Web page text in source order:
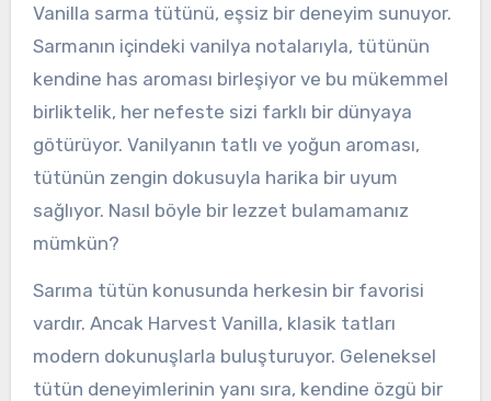
Vanilla sarma tütünü, eşsiz bir deneyim sunuyor.
Sarmanın içindeki vanilya notalarıyla, tütünün
kendine has aroması birleşiyor ve bu mükemmel
birliktelik, her nefeste sizi farklı bir dünyaya
götürüyor. Vanilyanın tatlı ve yoğun aroması,
tütünün zengin dokusuyla harika bir uyum
sağlıyor. Nasıl böyle bir lezzet bulamamanız
mümkün?
Sarıma tütün konusunda herkesin bir favorisi
vardır. Ancak Harvest Vanilla, klasik tatları
modern dokunuşlarla buluşturuyor. Geleneksel
tütün deneyimlerinin yanı sıra, kendine özgü bir